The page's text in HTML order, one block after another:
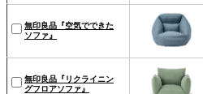
無印良品『空気でできた
ソファ』
無印良品『リクライニン
グフロアソファ』